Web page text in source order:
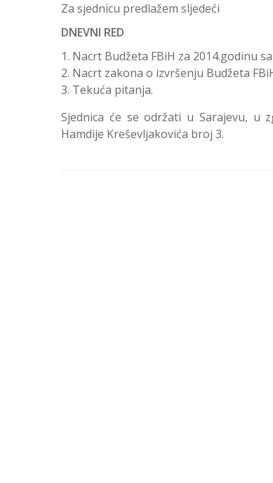
Za sjednicu predlažem sljedeći
DNEVNI RED
Nacrt Budžeta FBiH za 2014.godinu
Nacrt zakona o izvršenju Budžeta
Tekuća pitanja.
Sjednica će se održati u Sarajevu, u
Hamdije Kreševljakovića broj 3.